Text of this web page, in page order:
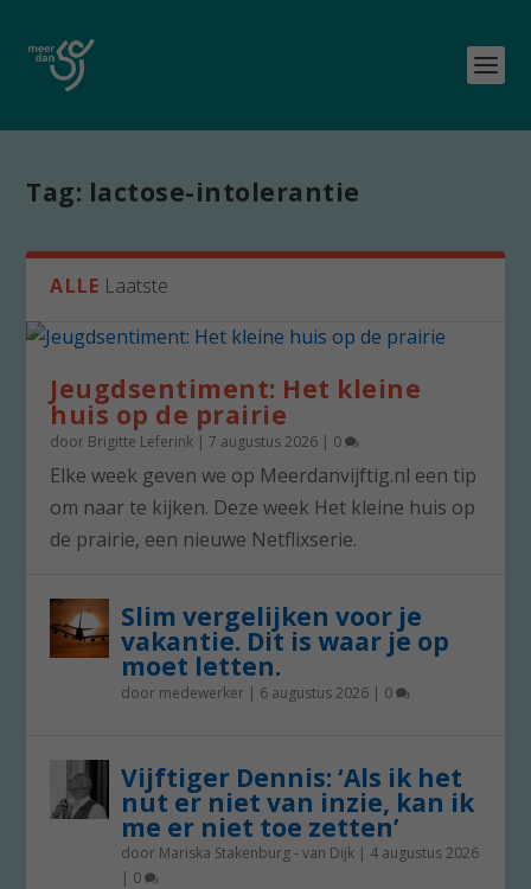
Tag: lactose-intolerantie
ALLE Laatste
Jeugdsentiment: Het kleine
huis op de prairie
door Brigitte Leferink |7 augustus 2026 | 0
Elke week geven we op Meerdanvijftig.nl een tip
om naar te kijken. Deze week Het kleine huis op
de prairie, een nieuwe Netflixserie.
Slim vergelijken voor je
vakantie. Dit is waar je op
moet letten.
door medewerker | 6 augustus 2026 | 0
Vijftiger Dennis: ‘Als ik het
nut er niet van inzie, kan ik
me er niet toe zetten’
door Mariska Stakenburg - van Dijk | 4 augustus 2026
| 0